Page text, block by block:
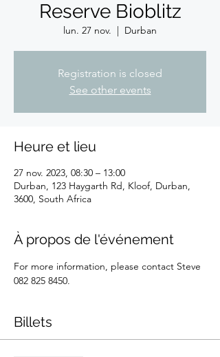
Reserve Bioblitz
lun. 27 nov.
  |
Durban
Registration is closed
See other events
Heure et lieu
27 nov. 2023, 08:30 – 13:00
Durban, 123 Haygarth Rd, Kloof, Durban,
3600, South Africa
À propos de l'événement
For more information, please contact Steve
082 825 8450.
Billets